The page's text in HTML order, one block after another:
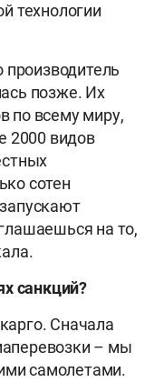
технологии
производитель
позже. Их
по всему миру,
2000 видов
сотен
на то,
санкций?
Сначала
– мы
самолетами.